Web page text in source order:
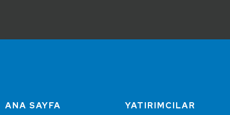
ANA SAYFA
YATIRIMCILAR